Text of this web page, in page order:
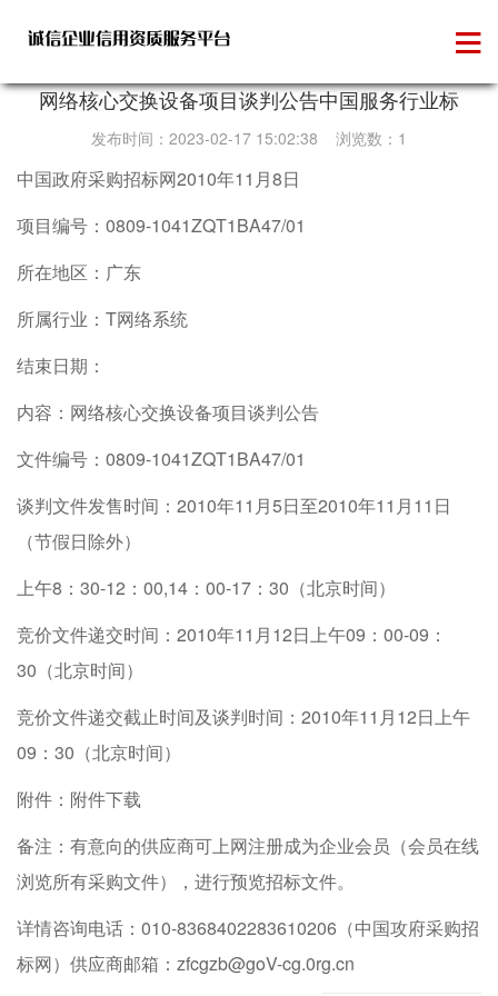
政府招标
网络核心交换设备项目谈判公告中国服务行业标
发布时间：2023-02-17 15:02:38 浏览数：1
中国政府采购招标网2010年11月8日
项目编号：0809-1041ZQT1BA47/01
所在地区：广东
所属行业：T网络系统
结束日期：
内容：网络核心交换设备项目谈判公告
文件编号：0809-1041ZQT1BA47/01
谈判文件发售时间：2010年11月5日至2010年11月11日
（节假日除外）
上午8：30-12：00,14：00-17：30（北京时间）
竞价文件递交时间：2010年11月12日上午09：00-09：
30（北京时间）
竞价文件递交截止时间及谈判时间：2010年11月12日上午
09：30（北京时间）
附件：附件下载
备注：有意向的供应商可上网注册成为企业会员（会员在线
浏览所有采购文件），进行预览招标文件。
详情咨询电话：010-8368402283610206（中国攻府采购招
标网）供应商邮箱：zfcgzb@goV-cg.0rg.cn